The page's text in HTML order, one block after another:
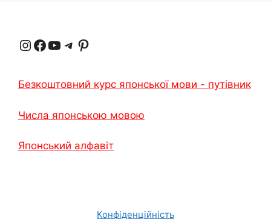
Instagram Facebook YouTube Телеграма Pinterest
Безкоштовний курс японської мови - путівник
Числа японською мовою
Японський алфавіт
Конфіденційність